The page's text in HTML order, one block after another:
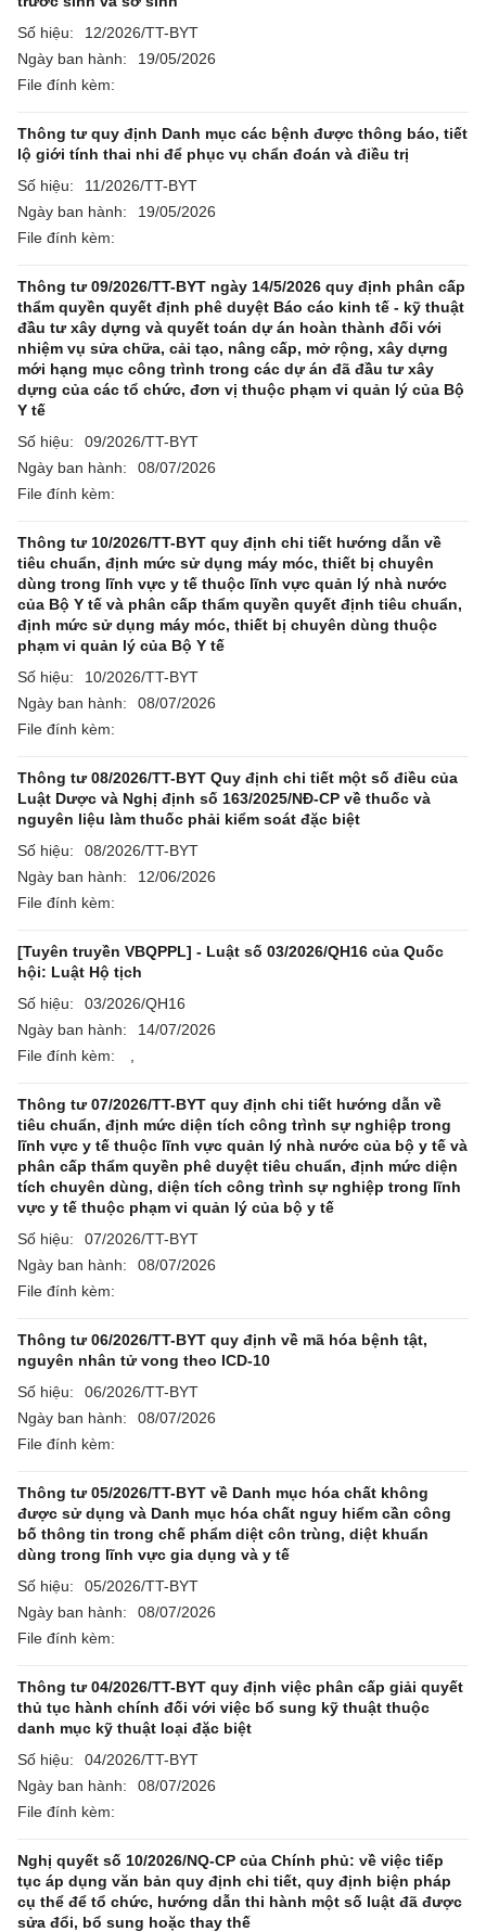
Số hiệu:
12/2026/TT-BYT
Ngày ban hành:
19/05/2026
File đính kèm:
Thông tư quy định Danh mục các bệnh được thông báo, tiết
lộ giới tính thai nhi để phục vụ chẩn đoán và điều trị
Số hiệu:
11/2026/TT-BYT
Ngày ban hành:
19/05/2026
File đính kèm:
Thông tư 09/2026/TT-BYT ngày 14/5/2026 quy định phân cấp
thẩm quyền quyết định phê duyệt Báo cáo kinh tế - kỹ thuật
đầu tư xây dựng và quyết toán dự án hoàn thành đối với
nhiệm vụ sửa chữa, cải tạo, nâng cấp, mở rộng, xây dựng
mới hạng mục công trình trong các dự án đã đầu tư xây
dựng của các tổ chức, đơn vị thuộc phạm vi quản lý của Bộ
Y tế
Số hiệu:
09/2026/TT-BYT
Ngày ban hành:
08/07/2026
File đính kèm:
Thông tư 10/2026/TT-BYT quy định chi tiết hướng dẫn về
tiêu chuẩn, định mức sử dụng máy móc, thiết bị chuyên
dùng trong lĩnh vực y tế thuộc lĩnh vực quản lý nhà nước
của Bộ Y tế và phân cấp thẩm quyền quyết định tiêu chuẩn,
định mức sử dụng máy móc, thiết bị chuyên dùng thuộc
phạm vi quản lý của Bộ Y tế
Số hiệu:
10/2026/TT-BYT
Ngày ban hành:
08/07/2026
File đính kèm:
Thông tư 08/2026/TT-BYT Quy định chi tiết một số điều của
Luật Dược và Nghị định số 163/2025/NĐ-CP về thuốc và
nguyên liệu làm thuốc phải kiểm soát đặc biệt
Số hiệu:
08/2026/TT-BYT
Ngày ban hành:
12/06/2026
File đính kèm:
[Tuyên truyền VBQPPL] - Luật số 03/2026/QH16 của Quốc
hội: Luật Hộ tịch
Số hiệu:
03/2026/QH16
Ngày ban hành:
14/07/2026
File đính kèm:
Thông tư 07/2026/TT-BYT quy định chi tiết hướng dẫn về
tiêu chuẩn, định mức diện tích công trình sự nghiệp trong
lĩnh vực y tế thuộc lĩnh vực quản lý nhà nước của bộ y tế và
phân cấp thẩm quyền phê duyệt tiêu chuẩn, định mức diện
tích chuyên dùng, diện tích công trình sự nghiệp trong lĩnh
vực y tế thuộc phạm vi quản lý của bộ y tế
Số hiệu:
07/2026/TT-BYT
Ngày ban hành:
08/07/2026
File đính kèm:
Thông tư 06/2026/TT-BYT quy định về mã hóa bệnh tật,
nguyên nhân tử vong theo ICD-10
Số hiệu:
06/2026/TT-BYT
Ngày ban hành:
08/07/2026
File đính kèm:
Thông tư 05/2026/TT-BYT về Danh mục hóa chất không
được sử dụng và Danh mục hóa chất nguy hiểm cần công
bố thông tin trong chế phẩm diệt côn trùng, diệt khuẩn
dùng trong lĩnh vực gia dụng và y tế
Số hiệu:
05/2026/TT-BYT
Ngày ban hành:
08/07/2026
File đính kèm:
Thông tư 04/2026/TT-BYT quy định việc phân cấp giải quyết
thủ tục hành chính đối với việc bổ sung kỹ thuật thuộc
danh mục kỹ thuật loại đặc biệt
Số hiệu:
04/2026/TT-BYT
Ngày ban hành:
08/07/2026
File đính kèm:
Nghị quyết số 10/2026/NQ-CP của Chính phủ: về việc tiếp
tục áp dụng văn bản quy định chi tiết, quy định biện pháp
cụ thể để tổ chức, hướng dẫn thi hành một số luật đã được
sửa đổi, bổ sung hoặc thay thế